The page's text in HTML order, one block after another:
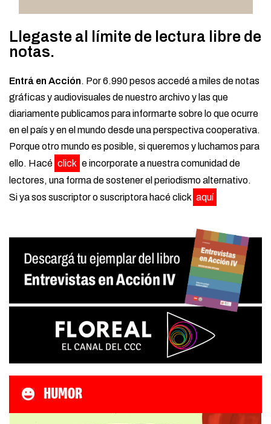
Llegaste al límite de lectura libre de
notas.
Entrá en Acción. Por 6.990 pesos accedé a miles de notas
gráficas y audiovisuales de nuestro archivo y las que
diariamente publicamos para informarte sobre lo que ocurre
en el país y en el mundo desde una perspectiva cooperativa.
Porque otro mundo es posible, si queremos y luchamos para
ello. Hacé click e incorporate a nuestra comunidad de
lectores, una forma de sostener el periodismo alternativo.
Si ya sos suscriptor o suscriptora hacé click aquí
HUMOR